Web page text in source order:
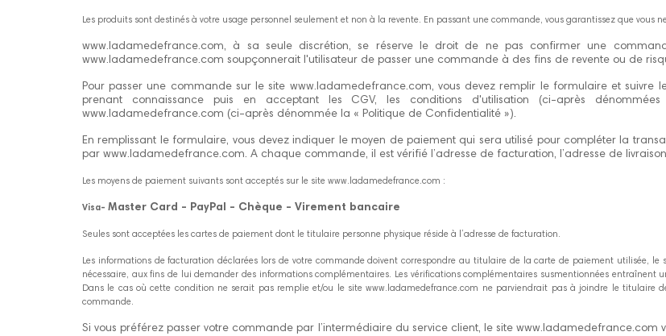
Les produits sont destinés à votre usage personnel seulement et non à la revente. En passant une commande, vous garantissez que vous
www.ladamedefrance.com, à sa seule discrétion, se réserve le droit de ne pas confirmer une
www.ladamedefrance.com soupçonnerait l'utilisateur de passer une commande à des fins de revente ou de
Pour passer une commande sur le site www.ladamedefrance.com, vous devez remplir le formulaire et suivre
prenant connaissance puis en acceptant les CGV, les conditions d'utilisation (ci-après
www.ladamedefrance.com (ci-après dénommée la « Politique de Confidentialité »).
En remplissant le formulaire, vous devez indiquer le moyen de paiement qui sera utilisé pour compléter la
par www.ladamedefrance.com. A chaque commande, il est vérifié l’adresse de facturation, l’adresse de
Les moyens de paiement suivants sont acceptés sur le site www.ladamedefrance.com :
Visa- Master Card - PayPal - Chèque - Virement bancaire
Seules sont acceptées les cartes de paiement dont le titulaire personne physique réside à l’adresse de facturation.
Les informations de facturation déclarées lors de votre commande doivent correspondre au titulaire de la carte de paiement utilisée,
nécessaire, aux fins de lui demander des informations complémentaires. Les vérifications complémentaires susmentionnées
Dans le cas où cette condition ne serait pas remplie et/ou le site www.ladamedefrance.com ne parviendrait pas à joindre le titulaire
commande.
Si vous préférez passer votre commande par l’intermédiaire du service client, le site www.ladamedefrance.com